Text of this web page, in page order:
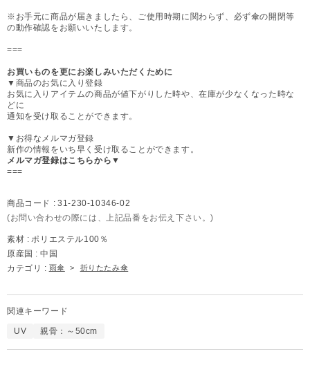
※お手元に商品が届きましたら、ご使用時期に関わらず、必ず傘の開閉等
の動作確認をお願いいたします。
===
お買いものを更にお楽しみいただくために
▼商品のお気に入り登録
お気に入りアイテムの商品が値下がりした時や、在庫が少なくなった時な
どに
通知を受け取ることができます。
▼お得なメルマガ登録
新作の情報をいち早く受け取ることができます。
メルマガ登録はこちらから▼
===
商品コード : 31-230-10346-02
(お問い合わせの際には、上記品番をお伝え下さい。)
素材 : ポリエステル100％
原産国 : 中国
カテゴリ : 雨傘 > 折りたたみ傘
関連キーワード
UV 親骨：～50cm